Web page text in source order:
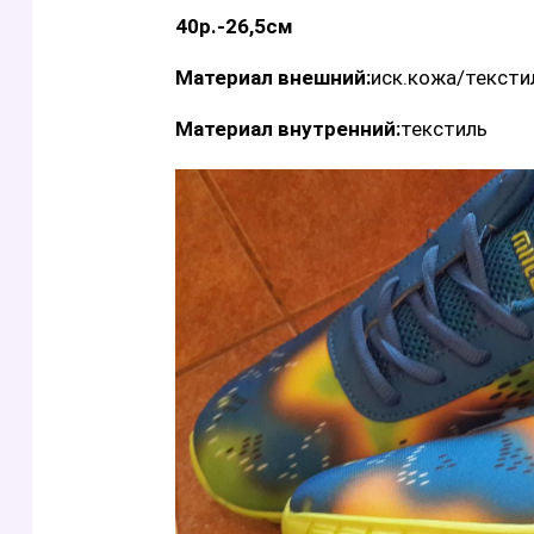
40р.-26,5см
Материал внешний:иск.кожа/
Материал внутренний:текстиль